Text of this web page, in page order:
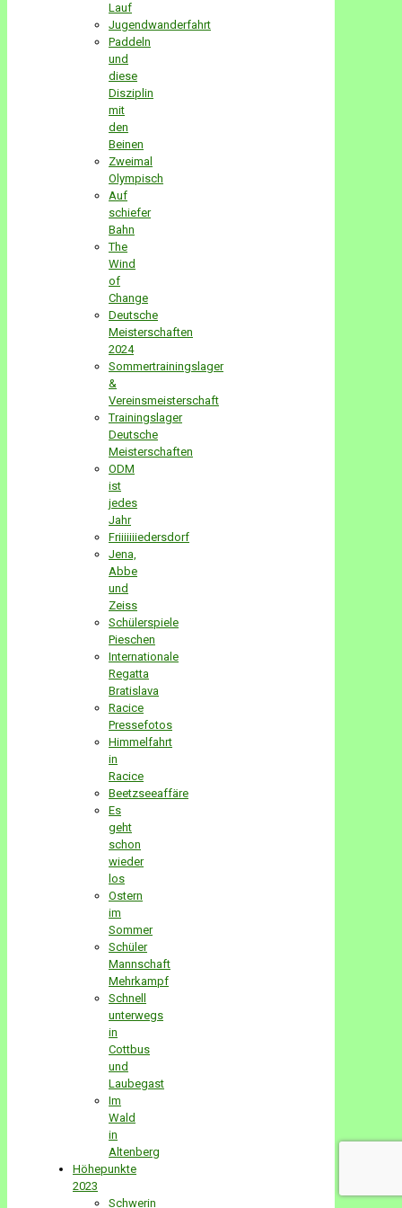
Lauf
Jugendwanderfahrt
Paddeln
und
diese
Disziplin
mit
den
Beinen
Zweimal
Olympisch
Auf
schiefer
Bahn
The
Wind
of
Change
Deutsche
Meisterschaften
2024
Sommertrainingslager
&
Vereinsmeisterschaft
Trainingslager
Deutsche
Meisterschaften
ODM
ist
jedes
Jahr
Friiiiiiiedersdorf
Jena,
Abbe
und
Zeiss
Schülerspiele
Pieschen
Internationale
Regatta
Bratislava
Racice
Pressefotos
Himmelfahrt
in
Racice
Beetzseeaffäre
Es
geht
schon
wieder
los
Ostern
im
Sommer
Schüler
Mannschaft
Mehrkampf
Schnell
unterwegs
in
Cottbus
und
Laubegast
Im
Wald
in
Altenberg
Höhepunkte
2023
Schwerin